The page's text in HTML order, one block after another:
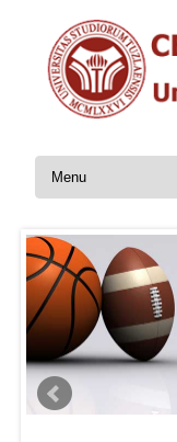
Skip to content